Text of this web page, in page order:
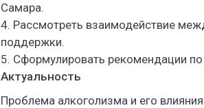
Самара.
4. Рассмотреть взаимодействие
поддержки.
5. Сформулировать рекомендации
Актуальность
Проблема алкоголизма и его